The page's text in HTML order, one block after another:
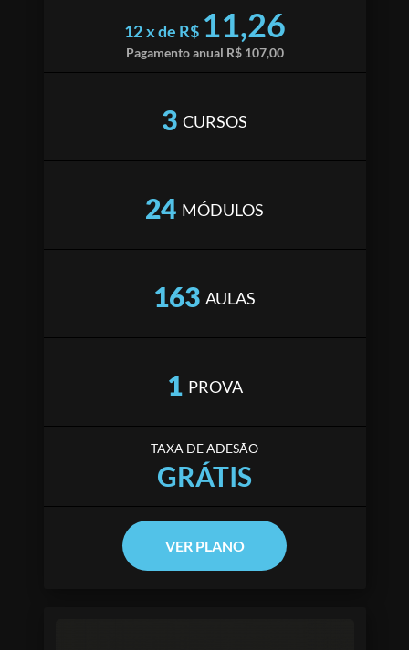
12 x de R$ 11,26
Pagamento anual R$ 107,00
3 CURSOS
24 MÓDULOS
163 AULAS
1 PROVA
TAXA DE ADESÃO
GRÁTIS
VER PLANO